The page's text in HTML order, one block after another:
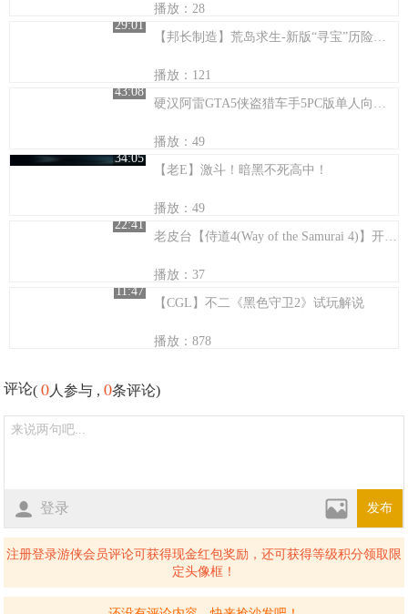
播放：28
29:01
【邦长制造】荒岛求生-新版“寻宝”历险记？-06
播放：121
43:08
硬汉阿雷GTA5侠盗猎车手5PC版单人向搞笑第六期
播放：49
34:05
【老E】激斗！暗黑不死高中！
播放：49
22:41
老皮台【侍道4(Way of the Samurai 4)】开国篇 #02 约会初体验
播放：37
11:47
【CGL】不二《黑色守卫2》试玩解说
播放：878
评论(0 人参与 ,0条评论)
登录 发布
注册登录游侠会员评论可获得现金红包奖励，还可获得等级积分领取限
定头像框！